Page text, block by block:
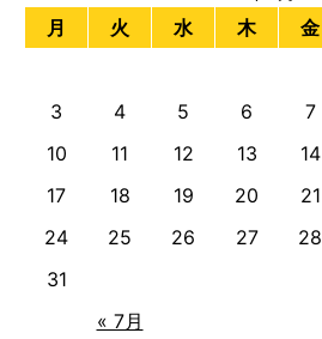
月
火 水 木 金
« 7月
3
4 5 6 7
10
11 12 13 14
17
18 19 20 21
24
25 26 27 28
31